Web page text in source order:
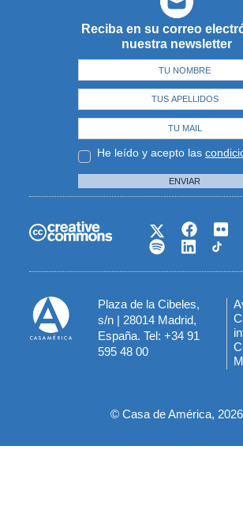
Reciba en su correo
nuestra newsletter
He leído y acepto las
ENVIAR
Plaza de la Cibeles,
s/n | 28014 Madrid,
España. Tel: +34 91
595 48 00
© Casa de América, 2026